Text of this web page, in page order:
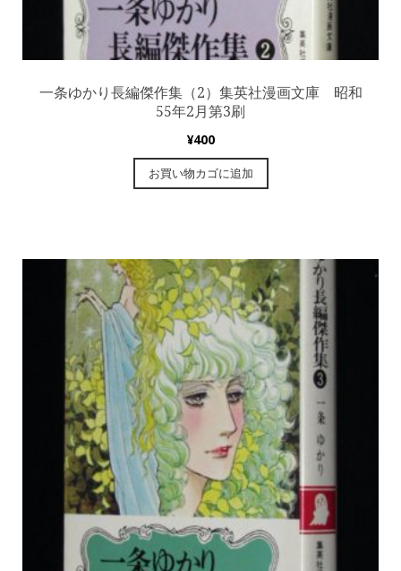
一条ゆかり長編傑作集（2）集英社漫画文庫 昭和
55年2月第3刷
¥400
お買い物カゴに追加